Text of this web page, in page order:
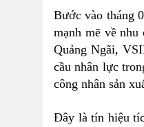
Bước vào tháng
mạnh mẽ về
Quảng Ngãi,
cầu nhân lực
công nhân sản
Đây là tín hiệu